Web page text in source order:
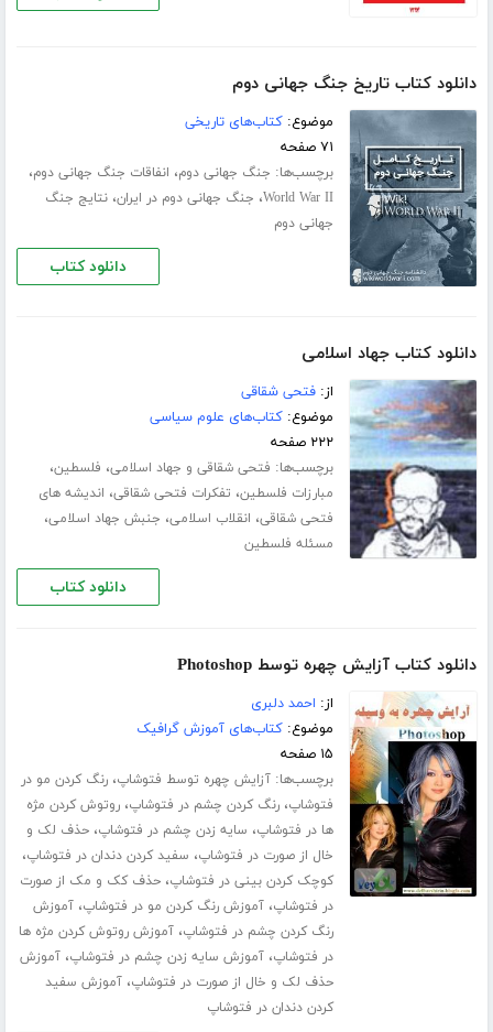
دانلود کتاب تاریخ جنگ جهانی دوم
موضوع:کتاب‌های تاریخی
۷۱ صفحه
برچسب‌ها: جنگ جهانی دوم، انفاقات جنگ جهانی دوم،
World War II، جنگ جهانی دوم در ایران،نتایج جنگ
جهانی دوم
دانلود کتاب
دانلود کتاب جهاد اسلامی
از:فتحی شقاقی
موضوع:کتاب‌های علوم سیاسی
۲۲۲ صفحه
برچسب‌ها: فتحی شقاقی و جهاد اسلامی، فلسطین،
مبارزات فلسطین، تفکرات فتحی شقاقی، اندیشه های
فتحی شقاقی، انقلاب اسلامی، جنبش جهاد اسلامی،
مسئله فلسطین
دانلود کتاب
دانلود کتاب آزایش چهره توسط Photoshop
از: احمد دلبری
موضوع:کتاب‌های آموزش گرافیک
۱۵ صفحه
برچسب‌ها:آزایش چهره توسط فتوشاپ،رنگ کردن مو در
فتوشاپ،رنگ کردن چشم در فتوشاپ،روتوش کردن مژه
ها در فتوشاپ، سایه زدن چشم در فتوشاپ،حذف لک و
خال از صورت در فتوشاپ، سفید کردن دندان در فتوشاپ،
کوچک کردن بینی در فتوشاپ،حذف کک و مک از صورت
در فتوشاپ،آموزش رنگ کردن مو در فتوشاپ،آموزش
رنگ کردن چشم در فتوشاپ،آموزش روتوش کردن مژه ها
در فتوشاپ،آموزش سایه زدن چشم در فتوشاپ،آموزش
حذف لک و خال از صورت در فتوشاپ،آموزش سفید
کردن دندان در فتوشاپ